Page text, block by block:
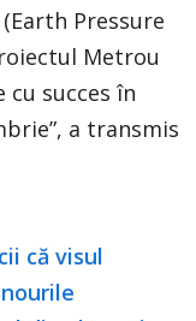
Pressure
Metrou
cu succes în
a transmis